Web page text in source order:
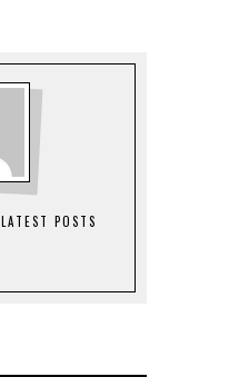
LATEST POSTS